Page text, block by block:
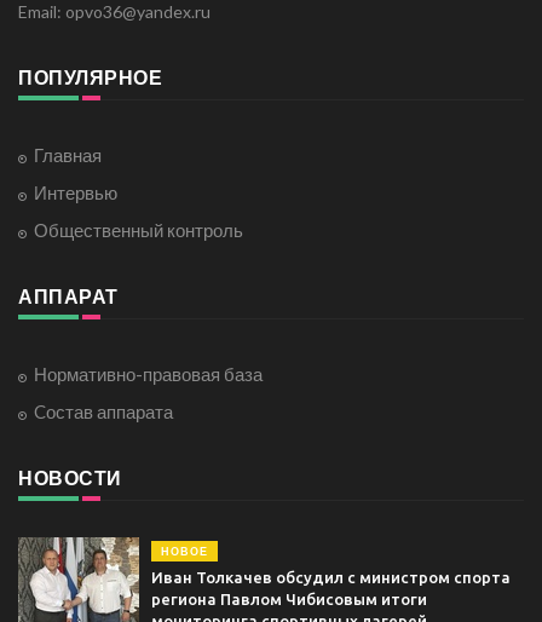
Email: opvo36@yandex.ru
ПОПУЛЯРНОЕ
Главная
Интервью
Общественный контроль
АППАРАТ
Нормативно-правовая база
Cостав аппарата
НОВОСТИ
НОВОЕ
Иван Толкачев обсудил с министром спорта
региона Павлом Чибисовым итоги